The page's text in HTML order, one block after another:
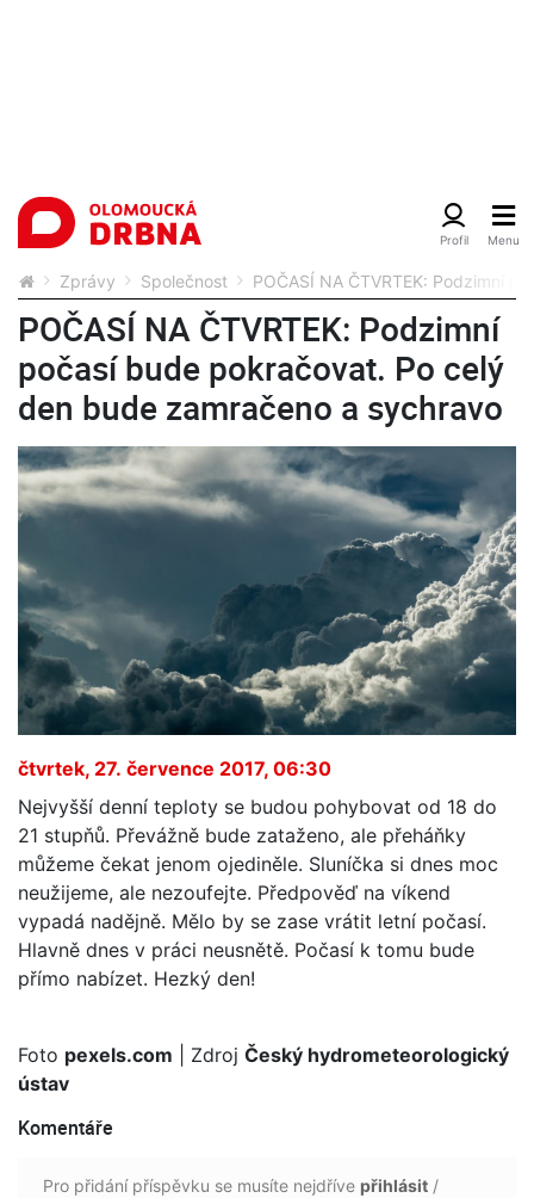
Zprávy Společnost POČASÍ NA ČTVRTEK: Podzimní
POČASÍ NA ČTVRTEK: Podzimní
počasí bude pokračovat. Po celý
den bude zamračeno a sychravo
čtvrtek, 27. července 2017, 06:30
Nejvyšší denní teploty se budou pohybovat od 18 do
21 stupňů. Převážně bude zataženo, ale přeháňky
můžeme čekat jenom ojediněle. Sluníčka si dnes moc
neužijeme, ale nezoufejte. Předpověď na víkend
vypadá nadějně. Mělo by se zase vrátit letní počasí.
Hlavně dnes v práci neusnětě. Počasí k tomu bude
přímo nabízet. Hezký den!
Foto pexels.com | Zdroj Český hydrometeorologický
ústav
Komentáře
Pro přidání příspěvku se musíte nejdříve přihlásit /